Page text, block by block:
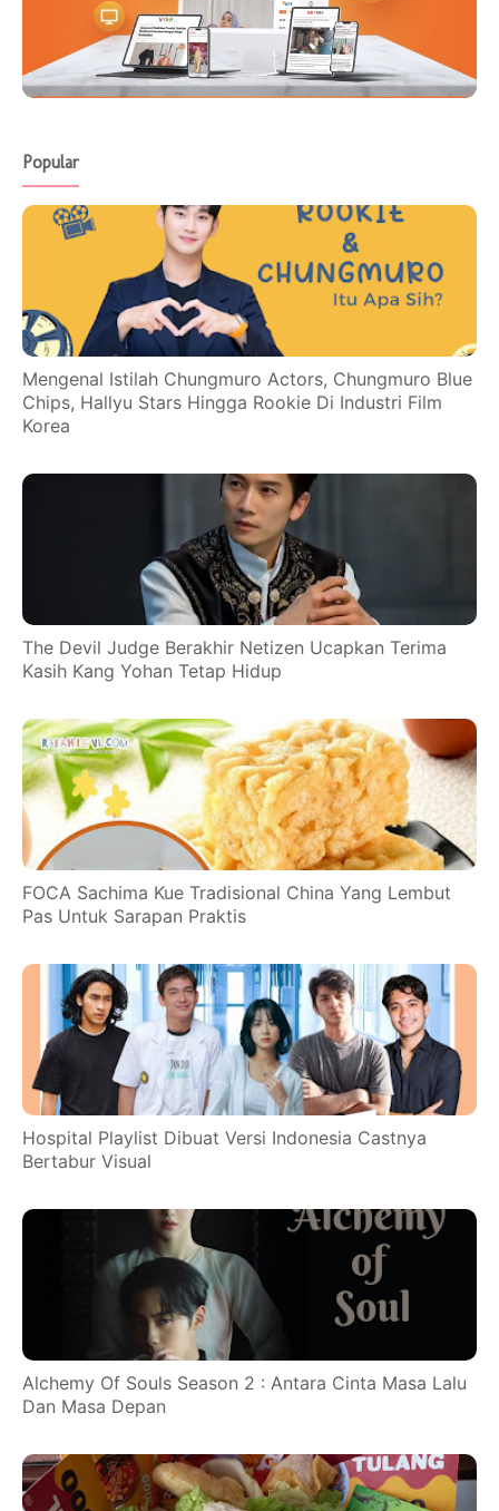
Popular
Mengenal Istilah Chungmuro Actors, Chungmuro Blue
Chips, Hallyu Stars Hingga Rookie Di Industri Film
Korea
The Devil Judge Berakhir Netizen Ucapkan Terima
Kasih Kang Yohan Tetap Hidup
FOCA Sachima Kue Tradisional China Yang Lembut
Pas Untuk Sarapan Praktis
Hospital Playlist Dibuat Versi Indonesia Castnya
Bertabur Visual
Alchemy Of Souls Season 2 : Antara Cinta Masa Lalu
Dan Masa Depan